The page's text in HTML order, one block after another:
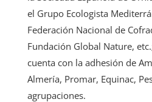
el Grupo Ecologista
Federación Nacional de
Fundación Global Nature,
cuenta con la adhesión de
Almería, Promar, Equinac,
agrupaciones.